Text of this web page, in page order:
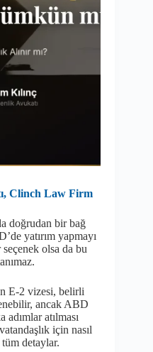
Clinch Law Firm
doğrudan bir bağ
yatırım yapmayı
olsa da bu
E-2 vizesi, belirli
ancak ABD
atılması
için nasıl
detaylar.